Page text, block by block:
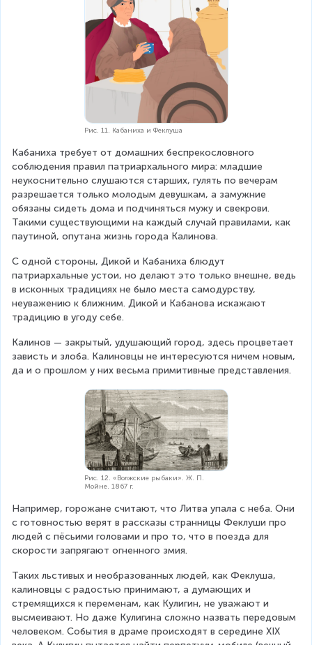
Рис. 11. Кабаниха и Феклуша
Кабаниха требует от домашних беспрекословного
соблюдения правил патриархального мира: младшие
неукоснительно слушаются старших, гулять по вечерам
разрешается только молодым девушкам, а замужние
обязаны сидеть дома и подчиняться мужу и свекрови.
Такими существующими на каждый случай правилами, как
паутиной, опутана жизнь города Калинова.
С одной стороны, Дикой и Кабаниха блюдут
патриархальные устои, но делают это только внешне, ведь
в исконных традициях не было места самодурству,
неуважению к ближним. Дикой и Кабанова искажают
традицию в угоду себе.
Калинов — закрытый, удушающий город, здесь процветает
зависть и злоба. Калиновцы не интересуются ничем новым,
да и о прошлом у них весьма примитивные представления.
Рис. 12. «Волжские рыбаки». Ж. П.
Мойне. 1867 г.
Например, горожане считают, что Литва упала с неба. Они
с готовностью верят в рассказы странницы Феклуши про
людей с пёсьими головами и про то, что в поезда для
скорости запрягают огненного змия.
Таких льстивых и необразованных людей, как Феклуша,
калиновцы с радостью принимают, а думающих и
стремящихся к переменам, как Кулигин, не уважают и
высмеивают. Но даже Кулигина сложно назвать передовым
человеком. События в драме происходят в середине XIX